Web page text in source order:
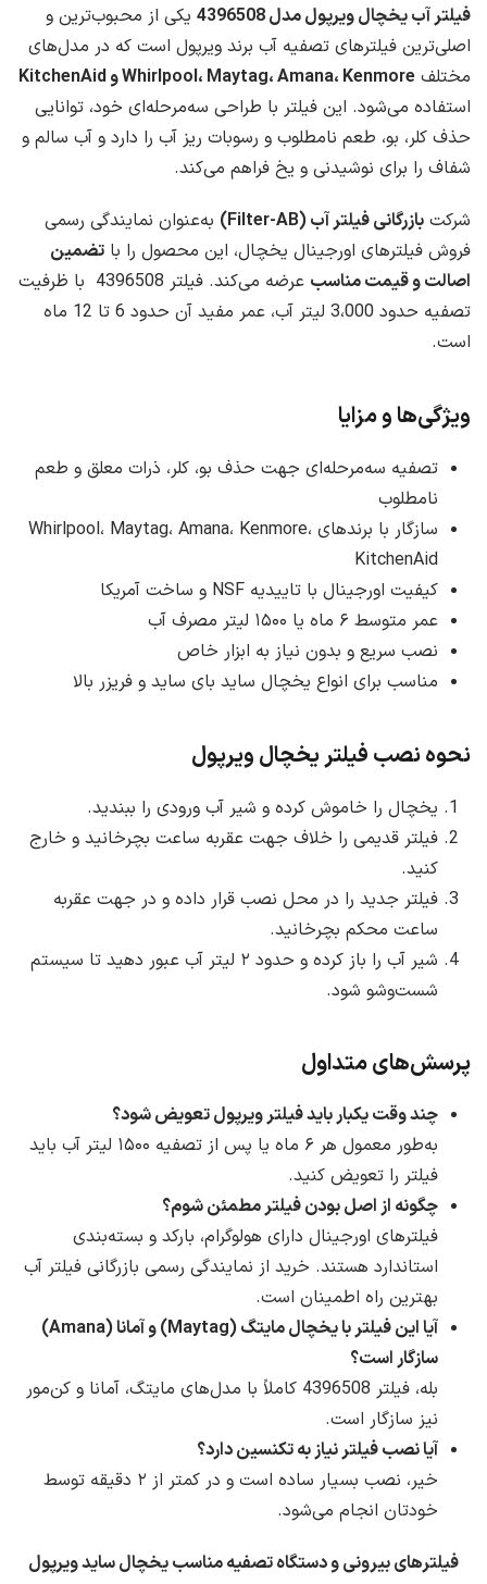
فیلتر آب یخچال ویرپول مدل 4396508
یکی از محبوب‌ترین و
اصلی‌ترین فیلترهای تصفیه آب برند ویرپول است که در مدل‌های
مختلف Whirlpool، Maytag، Amana، Kenmore و KitchenAid
استفاده می‌شود. این فیلتر با طراحی سه‌مرحله‌ای خود، توانایی
حذف کلر، بو، طعم نامطلوب و رسوبات ریز آب را دارد و آب سالم و
شفاف را برای نوشیدنی و یخ فراهم می‌کند.
شرکت بازرگانی فیلتر آب (Filter-AB)
به‌عنوان نمایندگی رسمی
فروش فیلترهای اورجینال یخچال، این محصول را با تضمین
اصالت و قیمت مناسب
عرضه می‌کند. فیلتر 4396508 با ظرفیت
تصفیه حدود 3،000 لیتر آب، عمر مفید آن حدود 6 تا 12 ماه
است.
ویژگی‌ها و مزایا
تصفیه سه‌مرحله‌ای جهت حذف بو، کلر، ذرات معلق و طعم
نامطلوب
سازگار با برندهای Whirlpool، Maytag، Amana، Kenmore،
KitchenAid
کیفیت اورجینال با تاییدیه NSF و ساخت آمریکا
عمر متوسط ۶ ماه یا ۱۵۰۰ لیتر مصرف آب
نصب سریع و بدون نیاز به ابزار خاص
مناسب برای انواع یخچال ساید بای ساید و فریزر بالا
نحوه نصب فیلتر یخچال ویرپول
یخچال را خاموش کرده و شیر آب ورودی را ببندید.
فیلتر قدیمی را خلاف جهت عقربه ساعت بچرخانید و خارج
کنید.
فیلتر جدید را در محل نصب قرار داده و در جهت عقربه
ساعت محکم بچرخانید.
شیر آب را باز کرده و حدود ۲ لیتر آب عبور دهید تا سیستم
شست‌وشو شود.
پرسش‌های متداول
چند وقت یکبار باید فیلتر ویرپول تعویض شود؟
به‌طور معمول هر ۶ ماه یا پس از تصفیه ۱۵۰۰ لیتر آب باید
فیلتر را تعویض کنید.
چگونه از اصل بودن فیلتر مطمئن شوم؟
فیلترهای اورجینال دارای هولوگرام، بارکد و بسته‌بندی
استاندارد هستند. خرید از نمایندگی رسمی بازرگانی فیلتر آب
بهترین راه اطمینان است.
آیا این فیلتر با یخچال مایتگ (Maytag) و آمانا (Amana)
سازگار است؟
بله، فیلتر 4396508 کاملاً با مدل‌های مایتگ، آمانا و کن‌مور
نیز سازگار است.
آیا نصب فیلتر نیاز به تکنسین دارد؟
خیر، نصب بسیار ساده است و در کمتر از ۲ دقیقه توسط
خودتان انجام می‌شود.
فیلترهای بیرونی و دستگاه تصفیه مناسب یخچال ساید ویرپول